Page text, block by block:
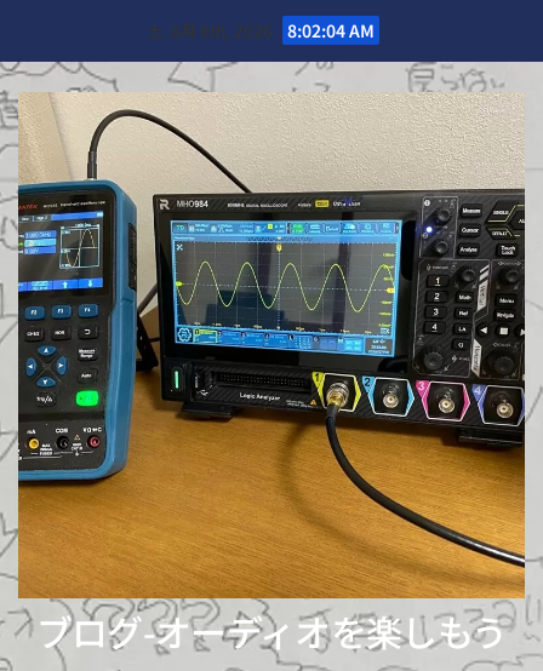
content
土. 8月 8th, 2026 8:02:06 AM
ブログ-オーディオを楽しもう